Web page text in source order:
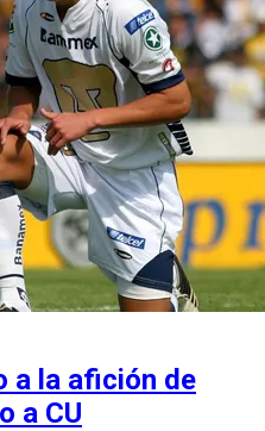
a la afición de
a CU